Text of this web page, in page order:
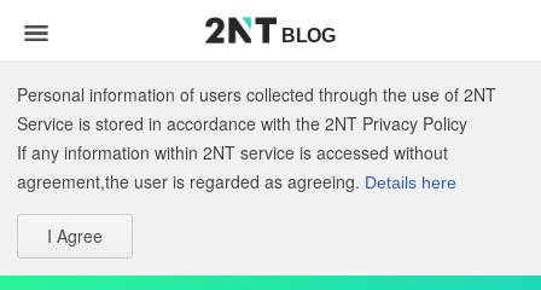
BLOG
Personal information of users collected through the use of 2NT
Service is stored in accordance with the 2NT Privacy Policy
If any information within 2NT service is accessed without
agreement,the user is regarded as agreeing. Details here
I Agree